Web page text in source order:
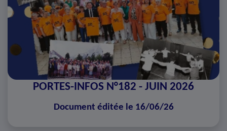
PORTES-INFOS N°182 - JUIN 2026
Document éditée le 16/06/26